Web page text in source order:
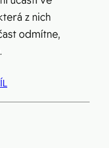
z nich
odmítne,